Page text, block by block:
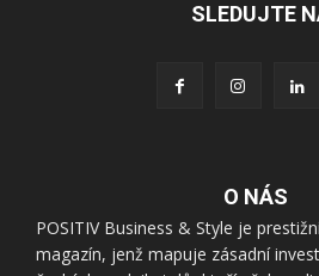
SLEDUJTE
O NÁS
POSITIV Business & Style je
magazín, jenž mapuje zásadní